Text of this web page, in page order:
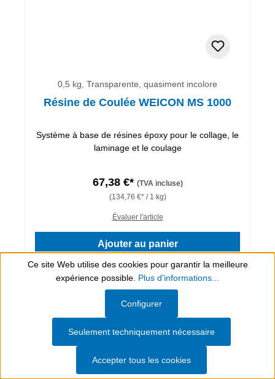
0,5 kg, Transparente, quasiment incolore
Résine de Coulée WEICON MS 1000
Système à base de résines époxy pour le collage, le
laminage et le coulage
67,38 €* (TVA incluse)
(134,76 €* / 1 kg)
Évaluer l'article
Ajouter au panier
Détails
Ce site Web utilise des cookies pour garantir la meilleure
expérience possible. Plus d'informations...
Seulement techniquement nécessaire
Configurer
Accepter tous les cookies